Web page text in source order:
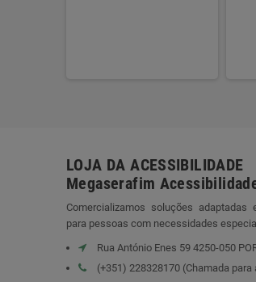
LOJA DA ACESSIBILIDADE
Megaserafim
Comercializamos soluções adaptadas
para pessoas com necessidades
Rua António Enes 59 4250-050
(+351) 228328170 (Chamada